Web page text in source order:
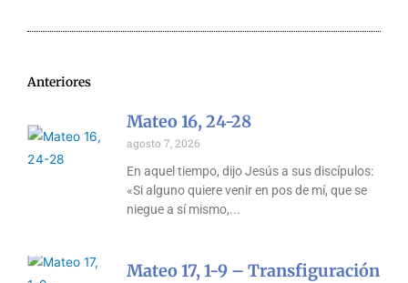
Anteriores
Mateo 16, 24-28
agosto 7, 2026
En aquel tiempo, dijo Jesús a sus discípulos:
«Si alguno quiere venir en pos de mí, que se
niegue a sí mismo,
Mateo 17, 1-9 – Transfiguración